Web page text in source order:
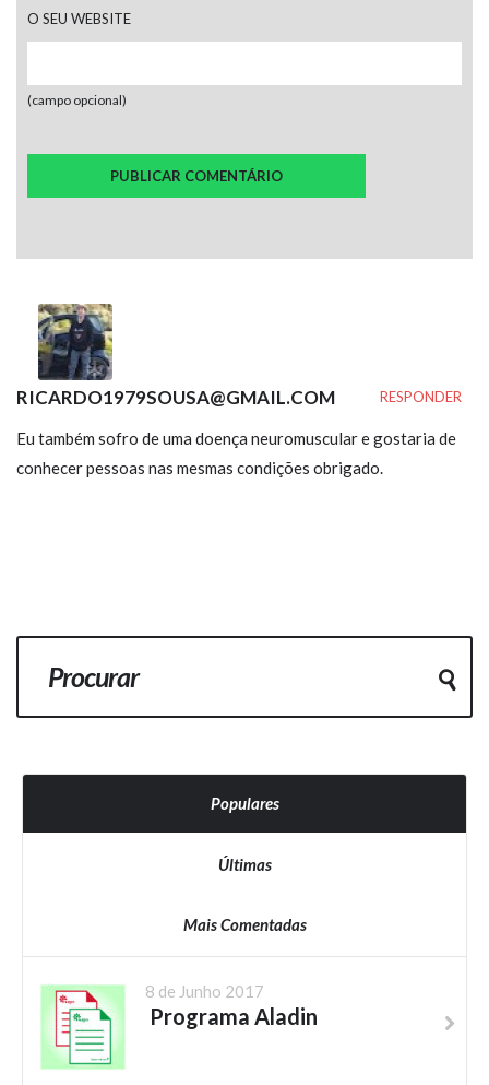
O SEU WEBSITE
(campo opcional)
RICARDO1979SOUSA@GMAIL.COM RESPONDER
Eu também sofro de uma doença neuromuscular e gostaria de
conhecer pessoas nas mesmas condições obrigado.
Populares
Últimas
Mais Comentadas
8 de Junho 2017
Programa Aladin